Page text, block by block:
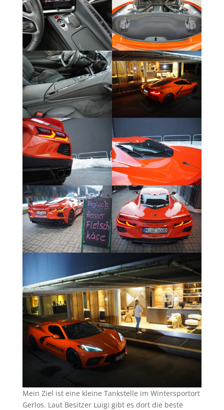
Mein Ziel ist eine kleine Tankstelle im Wintersportort
Gerlos. Laut Besitzer Luigi gibt es dort die beste